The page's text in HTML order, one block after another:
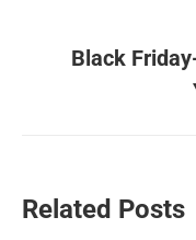
Black
Related Posts